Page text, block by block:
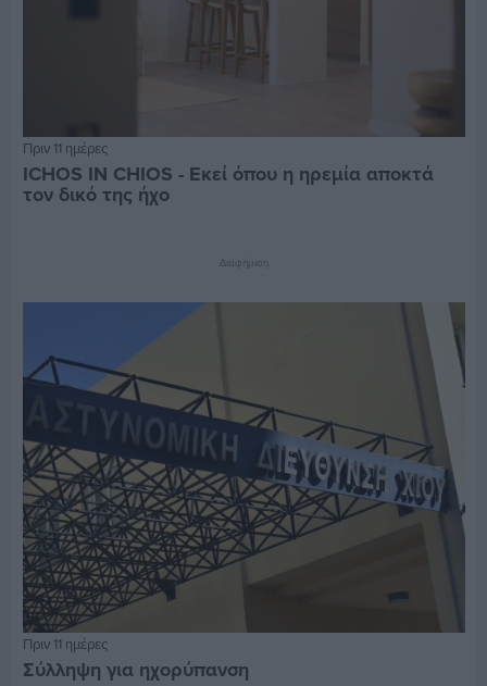
Πριν 11 ημέρες
ICHOS IN CHIOS - Εκεί όπου η ηρεμία αποκτά
τον δικό της ήχο
Διαφήμιση
Πριν 11 ημέρες
Σύλληψη για ηχορύπανση